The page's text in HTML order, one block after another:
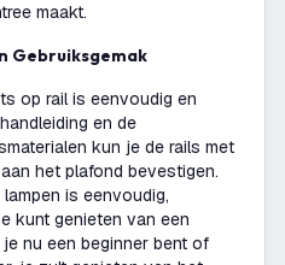
maakt.
Gebruiksgemak
op rail is eenvoudig en
en de
kun je de rails met
het plafond bevestigen.
is eenvoudig,
kunt genieten van een
nu een beginner bent of